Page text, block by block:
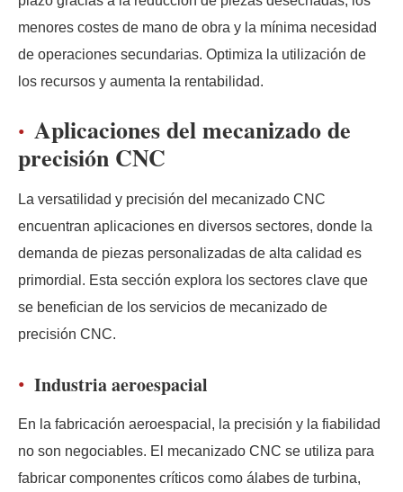
menores costes de mano de obra y la mínima necesidad
de operaciones secundarias. Optimiza la utilización de
los recursos y aumenta la rentabilidad.
Aplicaciones del mecanizado de
precisión CNC
La versatilidad y precisión del mecanizado CNC
encuentran aplicaciones en diversos sectores, donde la
demanda de piezas personalizadas de alta calidad es
primordial. Esta sección explora los sectores clave que
se benefician de los servicios de mecanizado de
precisión CNC.
Industria aeroespacial
En la fabricación aeroespacial, la precisión y la fiabilidad
no son negociables. El mecanizado CNC se utiliza para
fabricar componentes críticos como álabes de turbina,